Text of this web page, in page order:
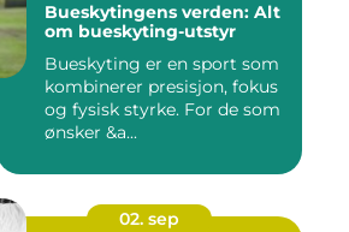
Bueskytingens verden: Alt
om bueskyting-utstyr
Bueskyting er en sport som
kombinerer presisjon, fokus
og fysisk styrke. For de som
ønsker &a...
02. sep